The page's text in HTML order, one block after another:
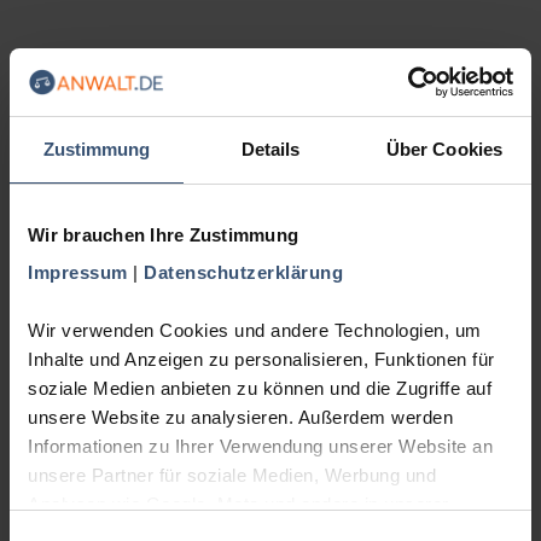
Zustimmung Details Über Cookies
Wir brauchen Ihre Zustimmung
Impressum | Datenschutzerklärung
Wir verwenden Cookies und andere Technologien, um
Inhalte und Anzeigen zu personalisieren, Funktionen für
soziale Medien anbieten zu können und die Zugriffe auf
unsere Website zu analysieren. Außerdem werden
Informationen zu Ihrer Verwendung unserer Website an
unsere Partner für soziale Medien, Werbung und